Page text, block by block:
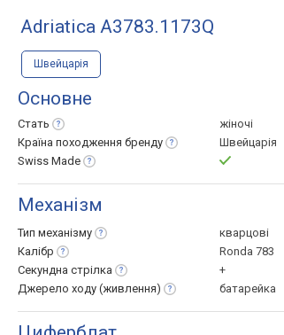
Adriatica A3783.1173Q
Швейцарія
Основне
Стать
жіночі
Країна походження бренду
Швейцарія
Swiss Made
Механізм
Тип механізму
кварцові
Калібр
Ronda 783
Секундна стрілка
+
Джерело ходу (живлення) батарейка